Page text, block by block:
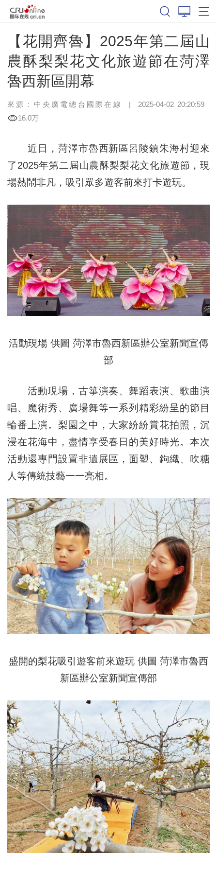
【花開齊魯】2025年第二屆山
農酥梨梨花文化旅遊節在菏澤
魯西新區開幕
來源：中央廣電總台國際在線 | 2025-04-02 20:20:59
16.0万
近日，菏澤市魯西新區呂陵鎮朱海村迎來
了2025年第二屆山農酥梨梨花文化旅遊節，現
場熱鬧非凡，吸引眾多遊客前來打卡遊玩。
活動現場 供圖 菏澤市魯西新區辦公室新聞宣傳
部
活動現場，古箏演奏、舞蹈表演、歌曲演
唱、魔術秀、廣場舞等一系列精彩紛呈的節目
輪番上演。梨園之中，大家紛紛賞花拍照，沉
浸在花海中，盡情享受春日的美好時光。本次
活動還專門設置非遺展區，面塑、鉤織、吹糖
人等傳統技藝一一亮相。
盛開的梨花吸引遊客前來遊玩 供圖 菏澤市魯西
新區辦公室新聞宣傳部